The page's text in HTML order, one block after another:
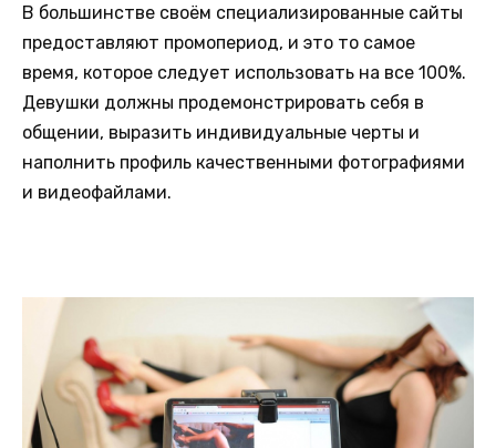
В большинстве своём специализированные сайты
предоставляют промопериод, и это то самое
время, которое следует использовать на все 100%.
Девушки должны продемонстрировать себя в
общении, выразить индивидуальные черты и
наполнить профиль качественными фотографиями
и видеофайлами.